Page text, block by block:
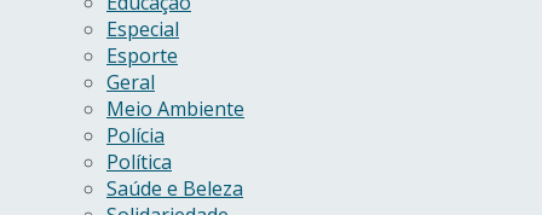
Especial
Esporte
Geral
Meio Ambiente
Polícia
Política
Saúde e Beleza